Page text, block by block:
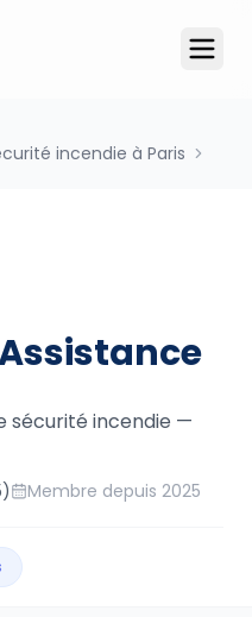
incendie à Paris
sécurité incendie —
Membre depuis 2025